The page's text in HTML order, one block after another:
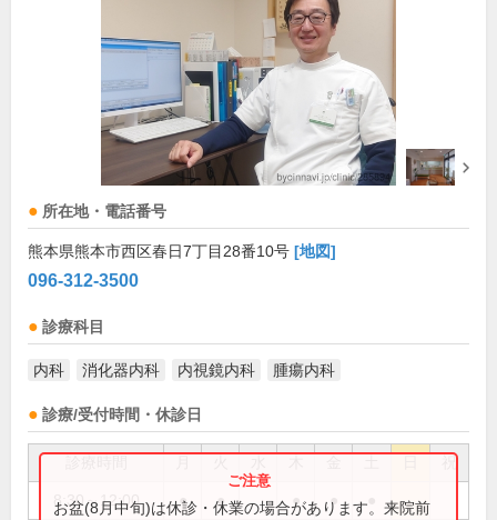
所在地・電話番号
熊本県熊本市西区春日7丁目28番10号 [地図]
096-312-3500
診療科目
内科 消化器内科 内視鏡内科 腫瘍内科
診療/受付時間・休診日
祝
8:30～12:00 ● ● ● ●
お盆(8月中旬)は休診・休業の場合があります。来院前